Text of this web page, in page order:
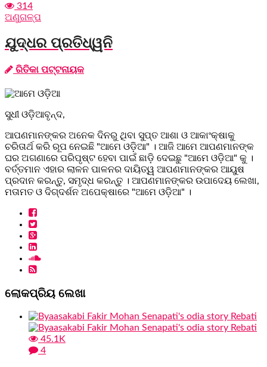
314
ଅଣୁଗଳ୍ପ
ଯୁଦ୍ଧର ପ୍ରତିଧ୍ୱନି
ରିତିକା ପଟ୍ଟନାୟକ
ସୁଧୀ ଓଡ଼ିଆବୃନ୍ଦ,
ଆପଣମାନଙ୍କର ଅନେକ ଦିନରୁ ଥିବା ସୁପ୍ତ ଆଶା ଓ ଆକାଂକ୍ଷାକୁ
ଚରିତାର୍ଥ କରି ରୂପ ନେଇଛି "ଆମେ ଓଡ଼ିଆ" । ଆଜି ଆମେ ଆପଣମାନଙ୍କ
ଘର ଅଗଣାରେ ପରିପୃଷ୍ଟ ହେବା ପାଇଁ ଛାଡ଼ି ଦେଇଛୁ "ଆମେ ଓଡ଼ିଆ" କୁ ।
ବର୍ତ୍ତମାନ ଏହାର ଲାଳନ ପାଳନର ଦାୟିତ୍ୱ ଆପଣମାନଙ୍କର ଆୟୁଷ
ପ୍ରଦାନ କରନ୍ତୁ, ସମୃଦ୍ଧ କରନ୍ତୁ । ଆପଣମାନଙ୍କର ଉପାଦେୟ ଲେଖା,
ମତାମତ ଓ ଦିଗ୍ଦର୍ଶନ ଅପେକ୍ଷାରେ "ଆମେ ଓଡ଼ିଆ" ।
ଲୋକପ୍ରିୟ ଲେଖା
45.1K
4